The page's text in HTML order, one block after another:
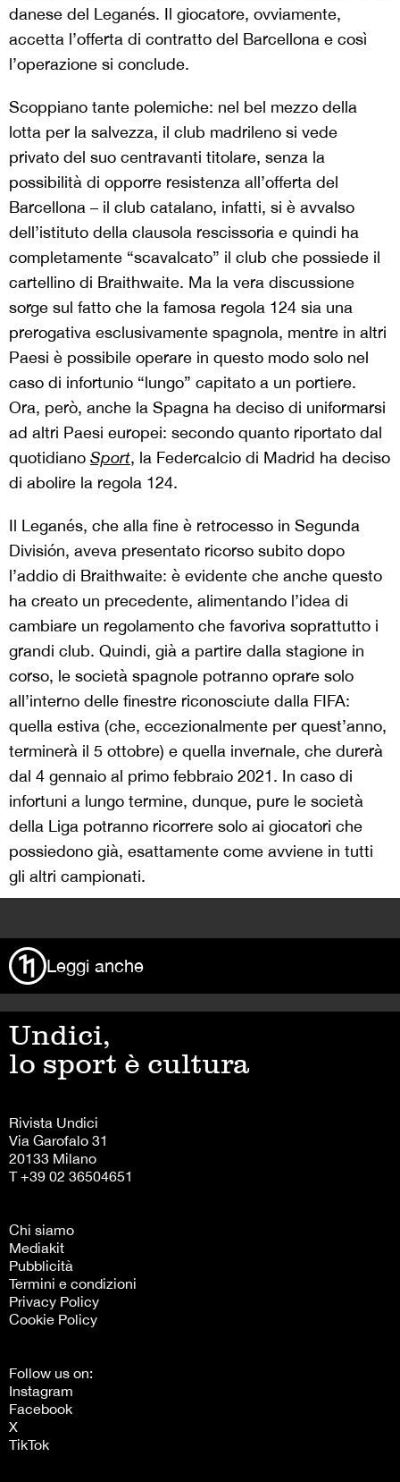
danese del Leganés. Il giocatore, ovviamente,
accetta l’offerta di contratto del Barcellona e così
l’operazione si conclude.
Scoppiano tante polemiche: nel bel mezzo della
lotta per la salvezza, il club madrileno si vede
privato del suo centravanti titolare, senza la
possibilità di opporre resistenza all’offerta del
Barcellona – il club catalano, infatti, si è avvalso
dell’istituto della clausola rescissoria e quindi ha
completamente “scavalcato” il club che possiede il
cartellino di Braithwaite. Ma la vera discussione
sorge sul fatto che la famosa regola 124 sia una
prerogativa esclusivamente spagnola, mentre in altri
Paesi è possibile operare in questo modo solo nel
caso di infortunio “lungo” capitato a un portiere.
Ora, però, anche la Spagna ha deciso di uniformarsi
ad altri Paesi europei: secondo quanto riportato dal
quotidiano Sport, la Federcalcio di Madrid ha deciso
di abolire la regola 124.
Il Leganés, che alla fine è retrocesso in Segunda
División, aveva presentato ricorso subito dopo
l’addio di Braithwaite: è evidente che anche questo
ha creato un precedente, alimentando l’idea di
cambiare un regolamento che favoriva soprattutto i
grandi club. Quindi, già a partire dalla stagione in
corso, le società spagnole potranno oprare solo
all’interno delle finestre riconosciute dalla FIFA:
quella estiva (che, eccezionalmente per quest’anno,
terminerà il 5 ottobre) e quella invernale, che durerà
dal 4 gennaio al primo febbraio 2021. In caso di
infortuni a lungo termine, dunque, pure le società
della Liga potranno ricorrere solo ai giocatori che
possiedono già, esattamente come avviene in tutti
gli altri campionati.
Leggi anche
Undici,
lo sport è cultura
Rivista Undici
Via Garofalo 31
20133 Milano
T +39 02 36504651
Chi siamo
Mediakit
Pubblicità
Termini e condizioni
Privacy Policy
Cookie Policy
Follow us on:
Instagram
Facebook
X
TikTok